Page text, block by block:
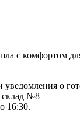
с комфортом
уведомления о
склад №8
16:30.